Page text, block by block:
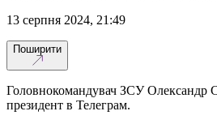
13 серпня 2024, 21:49
Поширити
Головнокомандувач ЗСУ Олександр
президент в Телеграм.